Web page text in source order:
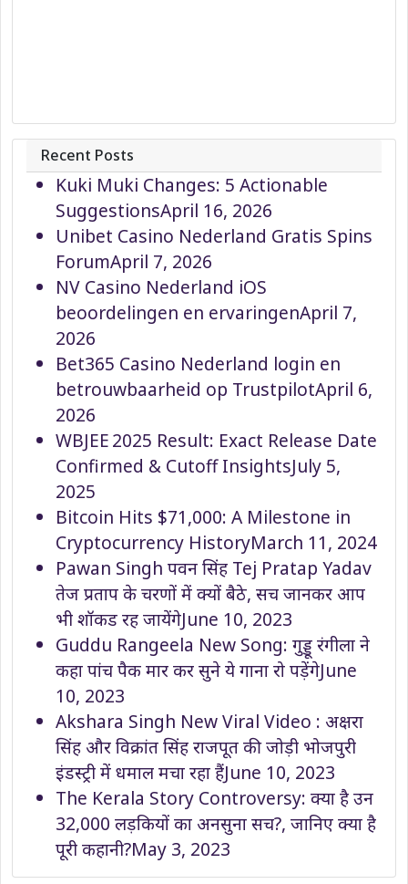
Recent Posts
Kuki Muki Changes: 5 Actionable
SuggestionsApril 16, 2026
Unibet Casino Nederland Gratis Spins
ForumApril 7, 2026
NV Casino Nederland iOS
beoordelingen en ervaringenApril 7,
2026
Bet365 Casino Nederland login en
betrouwbaarheid op TrustpilotApril 6,
2026
WBJEE 2025 Result: Exact Release Date
Confirmed & Cutoff InsightsJuly 5,
2025
Bitcoin Hits $71,000: A Milestone in
Cryptocurrency HistoryMarch 11, 2024
Pawan Singh पवन सिंह Tej Pratap Yadav
तेज प्रताप के चरणों में क्यों बैठे, सच जानकर आप
भी शॉकड रह जायेंगेJune 10, 2023
Guddu Rangeela New Song: गुड्डू रंगीला ने
कहा पांच पैक मार कर सुने ये गाना रो पड़ेंगेJune
10, 2023
Akshara Singh New Viral Video : अक्षरा
सिंह और विक्रांत सिंह राजपूत की जोड़ी भोजपुरी
इंडस्ट्री में धमाल मचा रहा हैंJune 10, 2023
The Kerala Story Controversy: क्या है उन
32,000 लड़कियों का अनसुना सच?, जानिए क्या है
पूरी कहानी?May 3, 2023